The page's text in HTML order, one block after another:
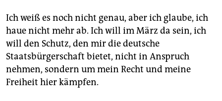
Ich weiß es noch nicht genau, aber ich glaube, ich
haue nicht mehr ab. Ich will im März da sein, ich
will den Schutz, den mir die deutsche
Staatsbürgerschaft bietet, nicht in Anspruch
nehmen, sondern um mein Recht und meine
Freiheit hier kämpfen.